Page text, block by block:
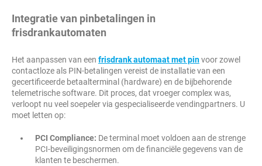
Integratie van pinbetalingen in
frisdrankautomaten
Het aanpassen van een frisdrank automaat met pinvoor zowel
contactloze als PIN-betalingen vereist de installatie van een
gecertificeerde betaalterminal (hardware) en de bijbehorende
telemetrische software. Dit proces, dat vroeger complex was,
verloopt nu veel soepeler via gespecialiseerde vendingpartners. U
moet letten op:
PCI Compliance: De terminal moet voldoen aan de strenge
PCI-beveiligingsnormen om de financiële gegevens van de
klanten te beschermen.